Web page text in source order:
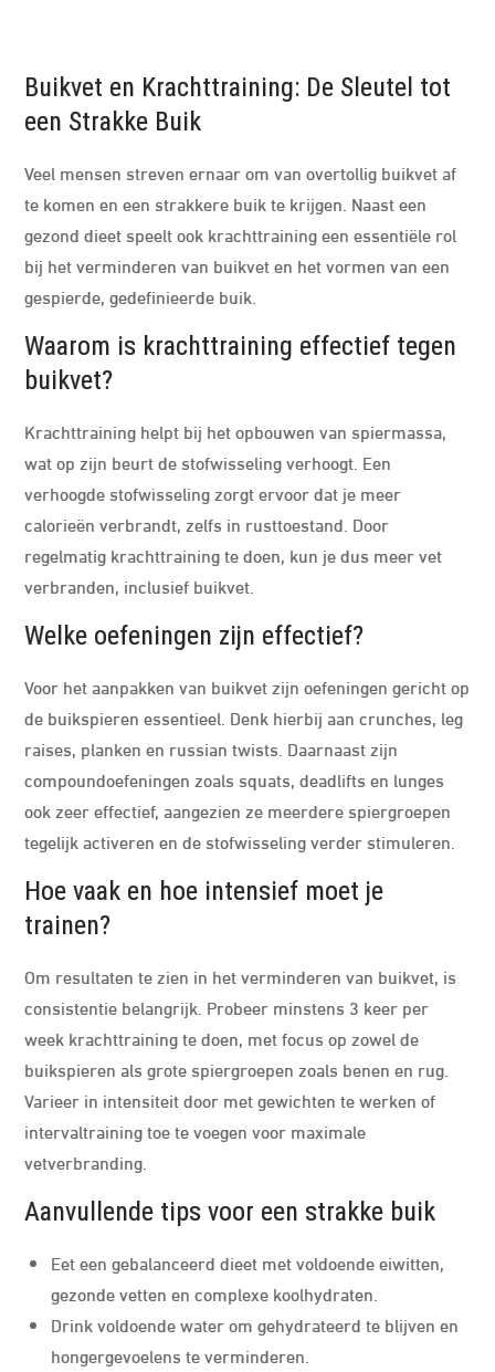
Buikvet en Krachttraining: De Sleutel tot
een Strakke Buik
Veel mensen streven ernaar om van overtollig buikvet af
te komen en een strakkere buik te krijgen. Naast een
gezond dieet speelt ook krachttraining een essentiële rol
bij het verminderen van buikvet en het vormen van een
gespierde, gedefinieerde buik.
Waarom is krachttraining effectief tegen
buikvet?
Krachttraining helpt bij het opbouwen van spiermassa,
wat op zijn beurt de stofwisseling verhoogt. Een
verhoogde stofwisseling zorgt ervoor dat je meer
calorieën verbrandt, zelfs in rusttoestand. Door
regelmatig krachttraining te doen, kun je dus meer vet
verbranden, inclusief buikvet.
Welke oefeningen zijn effectief?
Voor het aanpakken van buikvet zijn oefeningen gericht op
de buikspieren essentieel. Denk hierbij aan crunches, leg
raises, planken en russian twists. Daarnaast zijn
compoundoefeningen zoals squats, deadlifts en lunges
ook zeer effectief, aangezien ze meerdere spiergroepen
tegelijk activeren en de stofwisseling verder stimuleren.
Hoe vaak en hoe intensief moet je
trainen?
Om resultaten te zien in het verminderen van buikvet, is
consistentie belangrijk. Probeer minstens 3 keer per
week krachttraining te doen, met focus op zowel de
buikspieren als grote spiergroepen zoals benen en rug.
Varieer in intensiteit door met gewichten te werken of
intervaltraining toe te voegen voor maximale
vetverbranding.
Aanvullende tips voor een strakke buik
Eet een gebalanceerd dieet met voldoende eiwitten,
gezonde vetten en complexe koolhydraten.
Drink voldoende water om gehydrateerd te blijven en
hongergevoelens te verminderen.